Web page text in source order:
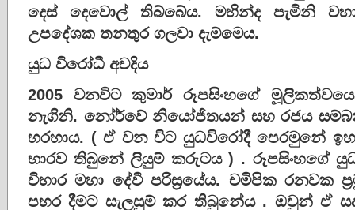
දෙස් දෙවොල් තිබ්බේය. මහින්ද පැමිනි
උපදේශක තනතුර ගලවා දැම්මෙය.
යුධ විරෝධී අවදිය
2005 වනවිට කුමාර් රූපසිංහගේ
නැගිනි. නෝර්වේ නියෝජිතයන් සහ රජය
හරහාය. ( ඒ වන විට යුධවිරෝදී පෙරමුනේ
භාරව තිබුනේ ලියුම් කරුටය ) . රූපසිංහගේ
විහාර මහා දේවී පරිස්‍රයේය. චමිපික රනවක
පහර දීමට සැලසුම් කර තිබුනේය . ඔවුන් ඒ